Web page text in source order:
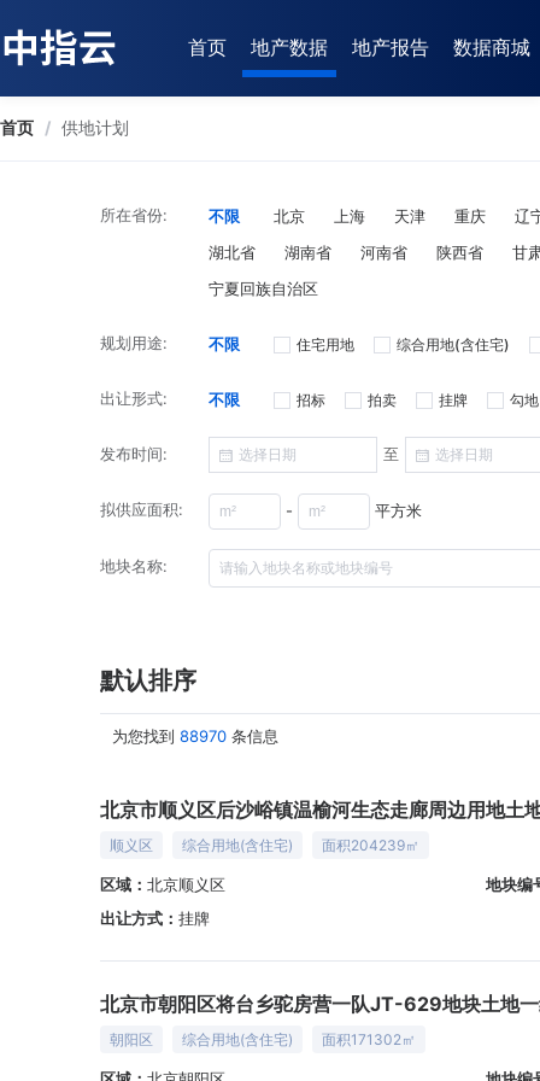
首页 地产数据 地产报告 数据商城
首页 / 供地计划
所在省份: 不限 北京 上海 天津 重庆
辽
湖北省
湖南省 河南省 陕西省
甘
宁夏回族自治区
规划用途: 不限 住宅用地 综合用地(含住宅)
出让形式: 不限 招标 拍卖 挂牌 勾地
发布时间: 至
拟供应面积: - 平方米
地块名称:
默认排序
为您找到 88970 条信息
顺义区 综合用地(含住宅) 面积204239㎡
区域： 北京顺义区
地块编
出让方式： 挂牌
朝阳区 综合用地(含住宅) 面积171302㎡